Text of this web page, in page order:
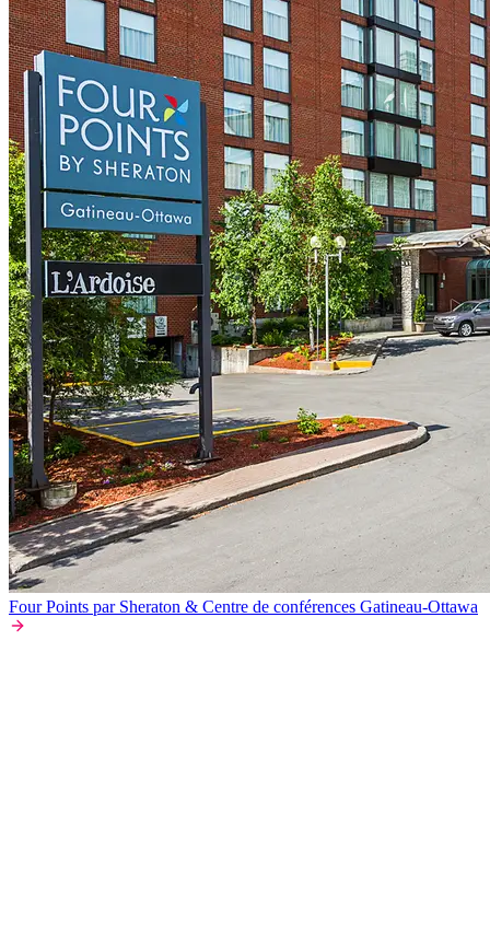
Four Points par Sheraton & Centre de conférences Gatineau-Ottawa